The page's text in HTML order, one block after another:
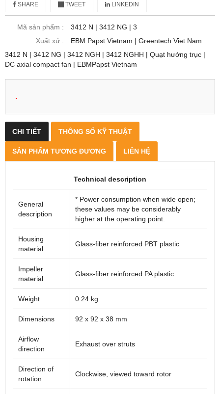
SHARE TWEET LINKEDIN
Mã sản phẩm :
3412 N | 3412 NG | 3
Xuất xứ :
EBM Papst Vietnam | Greentech Viet Nam
3412 N | 3412 NG | 3412 NGH | 3412 NGHH | Quạt hướng trục |
DC axial compact fan | EBMPapst Vietnam
.
CHI TIẾT THÔNG SỐ KỸ THUẬT
SẢN PHẨM TƯƠNG ĐƯƠNG LIÊN HỆ
Technical description
General
description
* Power consumption when wide open;
these values may be considerably
higher at the operating point.
Housing
material
Glass-fiber reinforced PBT plastic
Impeller
material
Glass-fiber reinforced PA plastic
Weight 0.24 kg
Dimensions 92 x 92 x 38 mm
Airflow
direction
Exhaust over struts
Direction of
rotation
Clockwise, viewed toward rotor